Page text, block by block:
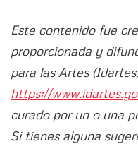
Este contenido fue
proporcionada y
para las Artes
https://
curado por un o una
Si tienes alguna